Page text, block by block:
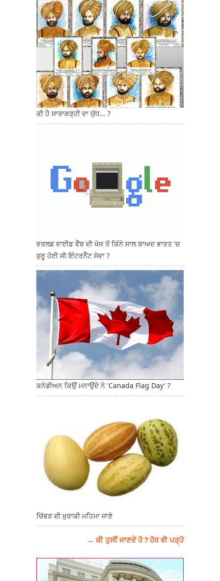
ਕੀ ਹੈ ਸਾਰਾਗੜ੍ਹੀ ਦਾ ਯੁੱਧ... ?
ਵਰਲਡ ਵਾਈਡ ਵੈੱਬ ਦੀ ਖੋਜ ਤੋਂ ਕਿੰਨੇ ਸਾਲ ਬਾਅਦ ਭਾਰਤ 'ਚ
ਸ਼ੁਰੂ ਹੋਈ ਸੀ ਇੰਟਰਨੈੱਟ ਸੇਵਾ ?
ਕਨੇਡੀਅਨ ਕਿਉਂ ਮਨਾਉਂਦੇ ਨੇ 'Canada Flag Day' ?
ਚਿੱਭੜ ਦੀ ਖ਼ੁਰਾਕੀ ਮਹਿਮਾ ਜਾਣੋ
→ ਕੀ ਤੁਸੀਂ ਜਾਣਦੇ ਹੋ ? ਹੋਰ ਵੀ ਪੜ੍ਹੋ